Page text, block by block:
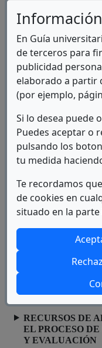
En Guía
de terceros para
publicidad
elaborado a partir
(por ejemplo,
Si lo desea puede
Puedes aceptar o
pulsando los
tu medida
Te recordamos
de cookies en
situado en la
INFORMACIÓN
RECURSOS,
EL ACCESO A
PERMANENCIA
INFORMACIÓN
RECURSOS DE
EL PROCESO
Y EVALUACIÓN